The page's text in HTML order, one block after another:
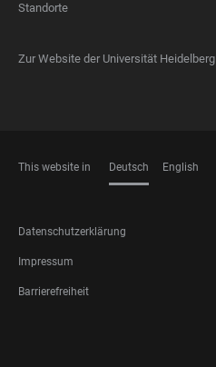
Standorte
Zur Website der Universität Heidelberg
This website in Deutsch English
FOOTER
LEGAL
Datenschutzerklärung
Impressum
Barrierefreiheit